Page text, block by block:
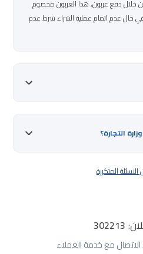
من خلال دفع عربون, هذا العربون مخصوم
حال عدم اتمام عملية الشراء شرط عدم
التجارة؟
المتكررة
302213
الاتصال مع خدمة العملاء